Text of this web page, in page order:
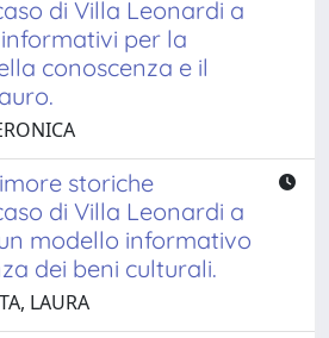
di Villa Leonardi a
per la
conoscenza e il
storiche
di Villa Leonardi a
modello informativo
dei beni culturali.
LAURA